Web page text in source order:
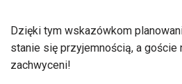
Dzięki tym wskazówkom
stanie się przyjemnością, a goście
zachwyceni!